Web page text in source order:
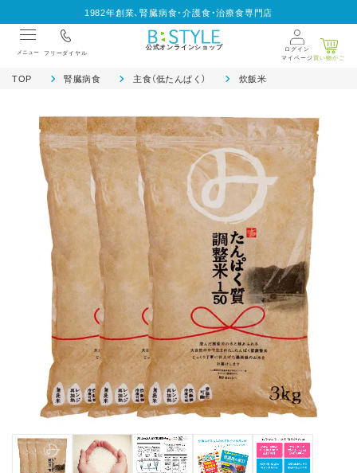
1982年創業、腎臓病食・介護食・治療食専門店
メニュー フリーダイヤル
公式オンラインショップ
ログイン
マイページ買い物かご
TOP 腎臓病食 主食（低たんぱく） 炊飯米